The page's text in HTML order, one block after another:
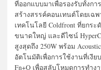
ที่ออกแบบมาเพื่อรองรับทั้งก
สร้างสรรค์คอนเทนต์โดยเฉ
เทคโนโลยี Coldfront ที่ยกระ
ขนาดใหญ่ และดีไซน์
สูงสุดถึง 250W พร้อม
อัตโนมัติเพื่อการใช้งานที่เงี
Fn+Q เพื่อสลับโหมดการทำง